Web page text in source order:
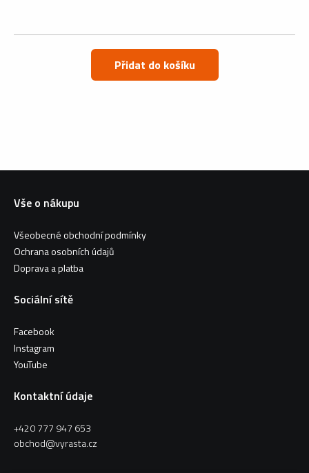
Přidat do košíku
Vše o nákupu
Všeobecné obchodní podmínky
Ochrana osobních údajů
Doprava a platba
Sociální sítě
Facebook
Instagram
YouTube
Kontaktní údaje
+420 777 947 653
obchod@vyrasta.cz